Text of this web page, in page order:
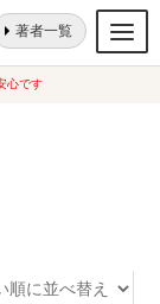
心です
著者一覧